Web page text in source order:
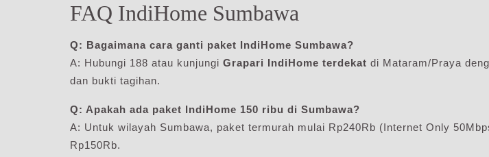
FAQ IndiHome Sumbawa
Q: Bagaimana cara ganti paket IndiHome Sumbawa?
A: Hubungi 188 atau kunjungi Grapari IndiHome terdekat di Mataram/Praya
dan bukti tagihan.
Q: Apakah ada paket IndiHome 150 ribu di Sumbawa?
A: Untuk wilayah Sumbawa, paket termurah mulai Rp240Rb (Internet Only
Rp150Rb.